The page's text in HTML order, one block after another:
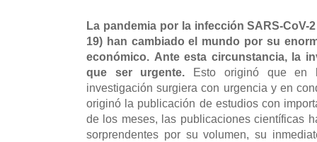
La pandemia por la infección SARS-CoV-
19) han cambiado el mundo por su
económico. Ante esta circunstancia, la
que ser urgente. Esto originó que en
investigación surgiera con urgencia y en
originó la publicación de estudios con
de los meses, las publicaciones científicas
sorprendentes por su volumen, su